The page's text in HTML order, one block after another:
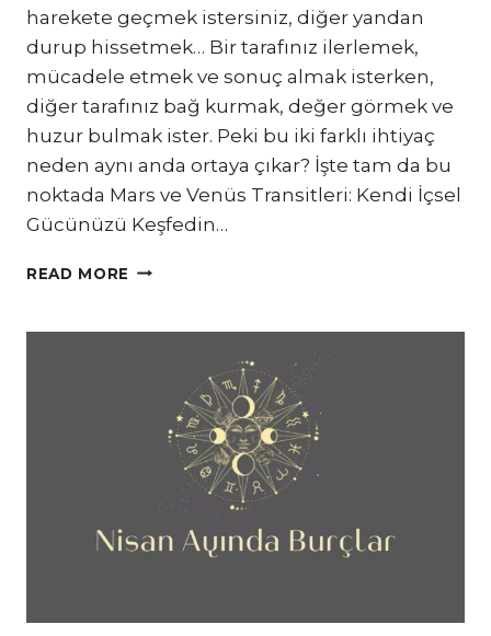
harekete geçmek istersiniz, diğer yandan
durup hissetmek… Bir tarafınız ilerlemek,
mücadele etmek ve sonuç almak isterken,
diğer tarafınız bağ kurmak, değer görmek ve
huzur bulmak ister. Peki bu iki farklı ihtiyaç
neden aynı anda ortaya çıkar? İşte tam da bu
noktada Mars ve Venüs Transitleri: Kendi İçsel
Gücünüzü Keşfedin…
READ MORE MARS
TRANSITLERI:
GÜCÜNÜZÜ
KEŞFEDIN